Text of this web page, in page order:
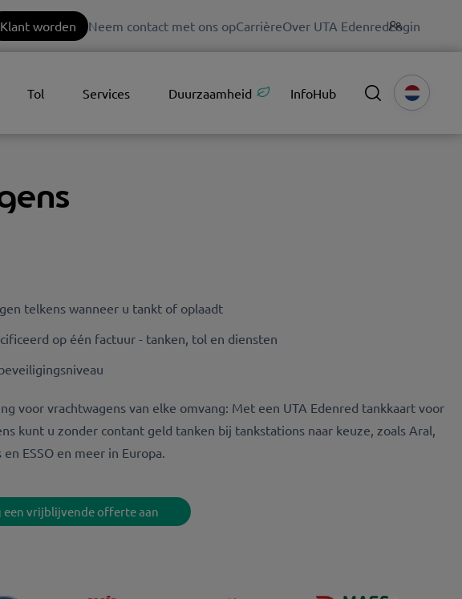
Klant worden Neem contact met ons opCarrièreOver UTA EdenredLogin
Tol Services Duurzaamheid InfoHub
telkens wanneer u tankt of oplaadt
op één factuur - tanken, tol en diensten
voor vrachtwagens van elke omvang: Met een UTA Edenred tankkaart voor
kunt u zonder contant geld tanken bij tankstations naar keuze, zoals Aral,
en ESSO en meer in Europa.
een vrijblijvende offerte aan